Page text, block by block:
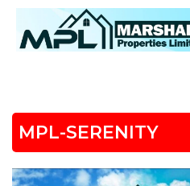
MPL-SERENITY